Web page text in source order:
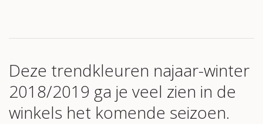
Deze trendkleuren najaar-winter
2018/2019 ga je veel zien in de
winkels het komende seizoen.